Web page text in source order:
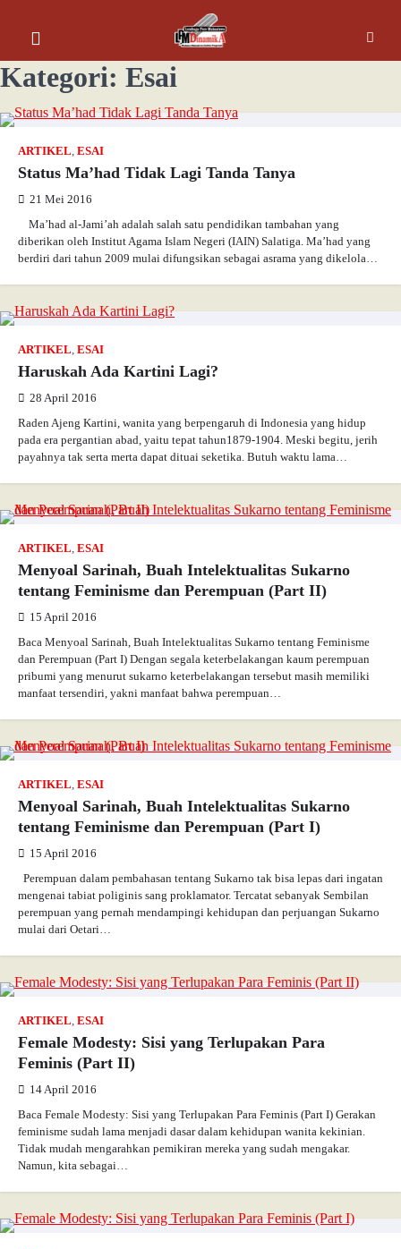
Kategori: Esai
ARTIKEL, ESAI
Status Ma’had Tidak Lagi Tanda Tanya
21 Mei 2016
Ma’had al-Jami’ah adalah salah satu pendidikan tambahan yang
diberikan oleh Institut Agama Islam Negeri (IAIN) Salatiga. Ma’had yang
berdiri dari tahun 2009 mulai difungsikan sebagai asrama yang dikelola…
ARTIKEL, ESAI
Haruskah Ada Kartini Lagi?
28 April 2016
Raden Ajeng Kartini, wanita yang berpengaruh di Indonesia yang hidup
pada era pergantian abad, yaitu tepat tahun1879-1904. Meski begitu, jerih
payahnya tak serta merta dapat dituai seketika. Butuh waktu lama…
ARTIKEL, ESAI
Menyoal Sarinah, Buah Intelektualitas Sukarno
tentang Feminisme dan Perempuan (Part II)
15 April 2016
Baca Menyoal Sarinah, Buah Intelektualitas Sukarno tentang Feminisme
dan Perempuan (Part I) Dengan segala keterbelakangan kaum perempuan
pribumi yang menurut sukarno keterbelakangan tersebut masih memiliki
manfaat tersendiri, yakni manfaat bahwa perempuan…
ARTIKEL, ESAI
Menyoal Sarinah, Buah Intelektualitas Sukarno
tentang Feminisme dan Perempuan (Part I)
15 April 2016
Perempuan dalam pembahasan tentang Sukarno tak bisa lepas dari ingatan
mengenai tabiat poliginis sang proklamator. Tercatat sebanyak Sembilan
perempuan yang pernah mendampingi kehidupan dan perjuangan Sukarno
mulai dari Oetari…
ARTIKEL, ESAI
Female Modesty: Sisi yang Terlupakan Para
Feminis (Part II)
14 April 2016
Baca Female Modesty: Sisi yang Terlupakan Para Feminis (Part I) Gerakan
feminisme sudah lama menjadi dasar dalam kehidupan wanita kekinian.
Tidak mudah mengarahkan pemikiran mereka yang sudah mengakar.
Namun, kita sebagai…